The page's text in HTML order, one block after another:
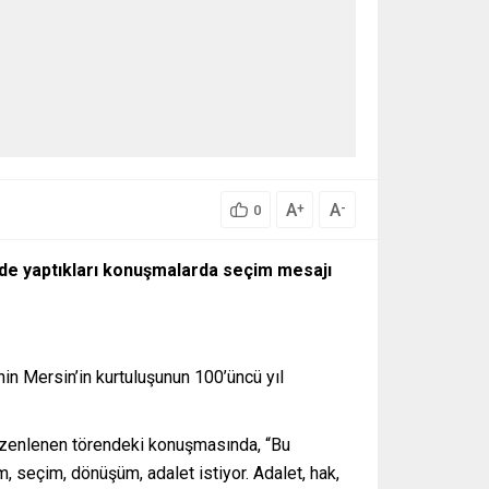
0 A+ A-
yaptıkları konuşmalarda seçim mesajı
Mersin’in kurtuluşunun 100’üncü yıl
törendeki konuşmasında, “Bu
seçim, dönüşüm, adalet istiyor. Adalet, hak,